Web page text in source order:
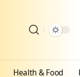
Health & Food